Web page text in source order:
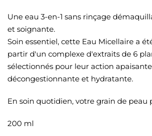
Une eau 3-en-1 sans rinçage
et soignante.
Soin essentiel, cette Eau Micellaire a
partir d'un complexe d'extraits de 6
sélectionnés pour leur action
décongestionnante et hydratante.
En soin quotidien, votre grain de peau
200 ml